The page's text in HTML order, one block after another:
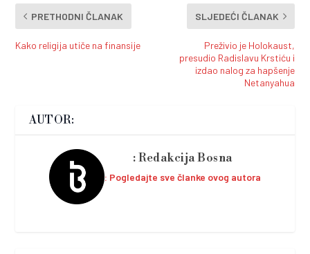
PRETHODNI ČLANAK
Kako religija utiče na finansije
SLJEDEĆI ČLANAK
Preživio je Holokaust,
presudio Radislavu Krstiću i
izdao nalog za hapšenje
Netanyahua
AUTOR:
Redakcija Bosna
Pogledajte sve članke ovog autora